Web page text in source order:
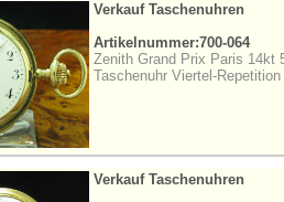
Verkauf Taschenuhren
Artikelnummer:700-064
Zenith Grand Prix Paris 14kt
Taschenuhr Viertel-Repetition
Verkauf Taschenuhren